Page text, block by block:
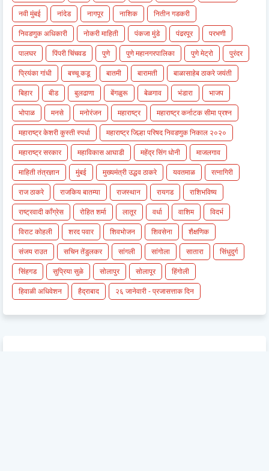
नवी मुंबई
नांदेड नागपूर नाशिक
नितीन गडकरी
निवडणुक अधिकारी
नोकरी माहिती पंकजा मुंडे पंढरपूर
परभणी
पालघर
पिंपरी चिंचवड पुणे पुणे महानगरपालिका पुणे मेट्रो
पुरंदर
प्रियंका गांधी
बच्चू कडू बातमी बारामती
बाळासाहेब ठाकरे जयंती
बिहार
बीड बुलढाणा बेंगळुरू बेळगाव भंडारा
भाजप
भोपाळ
मनसे मनोरंजन महाराष्ट्र
महाराष्ट्र कर्नाटक सीमा प्रश्न
महाराष्ट्र केशरी कुस्ती स्पर्धा
महाराष्ट्र जिल्हा परिषद निवडणुक निकाल २०२०
महाराष्ट्र सरकार
महाविकास आघाडी महेंद्र सिंग धोनी
माजलगाव
माहिती तंत्रज्ञान
मुंबई मुख्यमंत्री उद्धव ठाकरे यवतमाळ
रत्नागिरी
राज ठाकरे
राजकिय बातम्या राजस्थान रायगड
राशिभविष्य
राष्ट्रवादी काँग्रेस
रोहित शर्मा लातूर वर्धा वाशिम
विदर्भ
विराट कोहली
शरद पवार शिवभोजन शिवसेना
शैक्षणिक
संजय राउत
सचिन तेंडुलकर सांगली सांगोला सातारा
सिंधुदुर्ग
सिंहगड
सुप्रिया सुळे सोलापुर सोलापूर
हिंगोली
हिवाळी अधिवेशन
हैद्राबाद २६ जानेवारी - प्रजासत्ताक दिन